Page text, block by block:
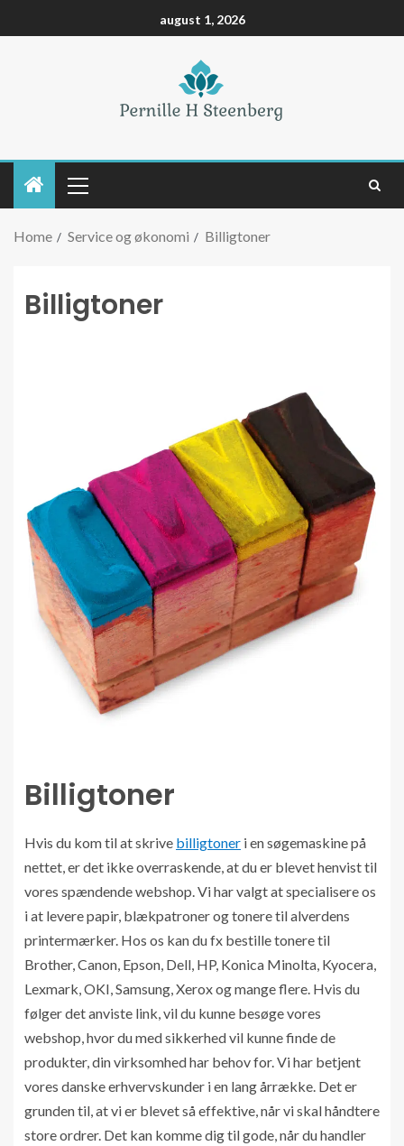
august 1, 2026
Home Service og økonomi Billigtoner
Billigtoner
Billigtoner
Hvis du kom til at skrive billigtoner i en søgemaskine på
nettet, er det ikke overraskende, at du er blevet henvist til
vores spændende webshop. Vi har valgt at specialisere os
i at levere papir, blækpatroner og tonere til alverdens
printermærker. Hos os kan du fx bestille tonere til
Brother, Canon, Epson, Dell, HP, Konica Minolta, Kyocera,
Lexmark, OKI, Samsung, Xerox og mange flere. Hvis du
følger det anviste link, vil du kunne besøge vores
webshop, hvor du med sikkerhed vil kunne finde de
produkter, din virksomhed har behov for. Vi har betjent
vores danske erhvervskunder i en lang årrække. Det er
grunden til, at vi er blevet så effektive, når vi skal håndtere
store ordrer. Det kan komme dig til gode, når du handler